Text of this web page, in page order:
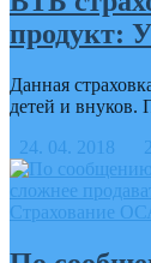
продукт:
Данная
детей и внуков.
24. 04. 2018
Страхование